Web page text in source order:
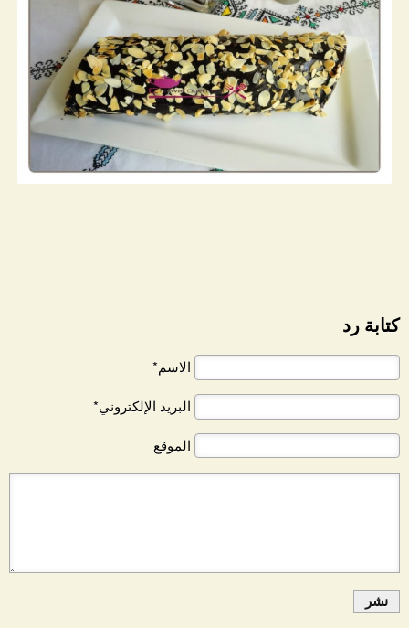
كتابة رد
الاسم*
البريد الإلكتروني*
الموقع
نشر